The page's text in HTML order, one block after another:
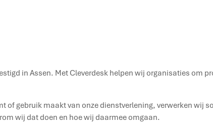
in Assen. Met Cleverdesk helpen wij organisaties om
of gebruik maakt van onze dienstverlening, verwerken wij
wij dat doen en hoe wij daarmee omgaan.